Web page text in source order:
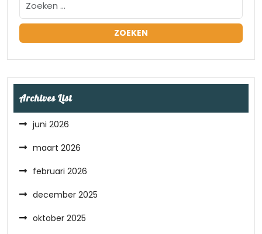
Archives List
juni 2026
maart 2026
februari 2026
december 2025
oktober 2025